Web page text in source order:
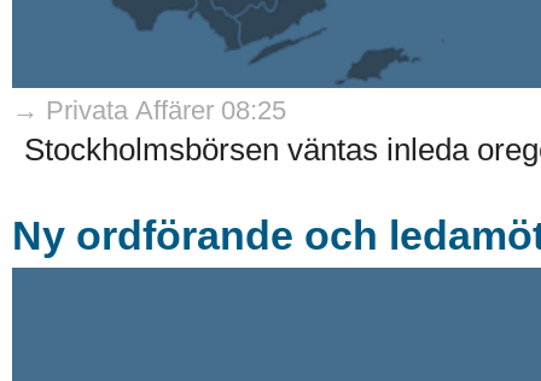
→ Privata Affärer 08:25
Stockholmsbörsen väntas inleda
Ny ordförande och